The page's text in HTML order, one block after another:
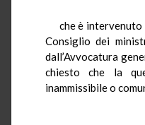
che è
Consiglio dei
dall’Avvocatura
chiesto che la
inammissibile o